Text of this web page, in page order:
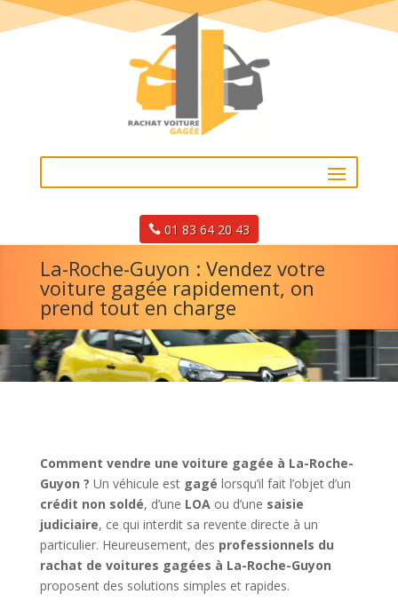
01 83 64 20 43
La-Roche-Guyon : Vendez votre
voiture gagée rapidement, on
prend tout en charge
Comment vendre une voiture gagée à La-Roche-
Guyon ? Un véhicule est gagé lorsqu’il fait l’objet d’un
crédit non soldé, d’une LOA ou d’une saisie
judiciaire, ce qui interdit sa revente directe à un
particulier. Heureusement, des professionnels du
rachat de voitures gagées à La-Roche-Guyon
proposent des solutions simples et rapides.